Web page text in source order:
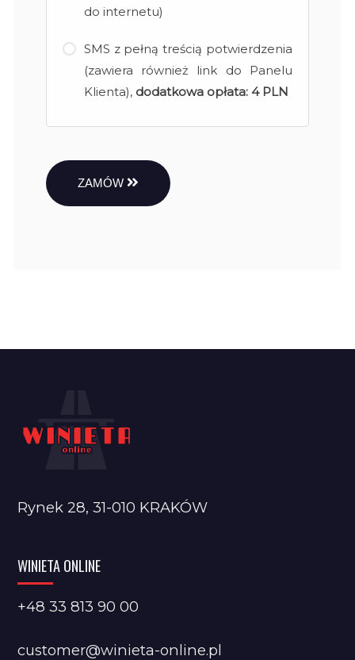
do internetu)
SMS z pełną treścią potwierdzenia
(zawiera również link do Panelu
Klienta), dodatkowa opłata: 4 PLN
ZAMÓW
Rynek 28, 31-010 KRAKÓW
WINIETA ONLINE
+48 33 813 90 00
customer@winieta-online.pl